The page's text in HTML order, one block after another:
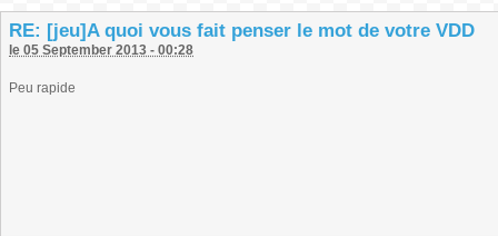
RE: [jeu]A quoi vous fait penser le mot de votre VDD
le 05 September 2013 - 00:28
Peu rapide